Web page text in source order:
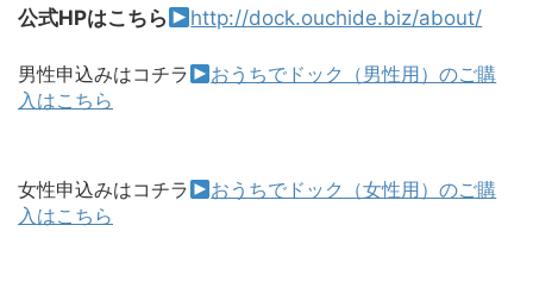
公式HPはこちら http://dock.ouchide.biz/about/
男性申込みはコチラ
おうちでドック（男性用）のご購
入はこちら
女性申込みはコチラ
おうちでドック（女性用）のご購
入はこちら